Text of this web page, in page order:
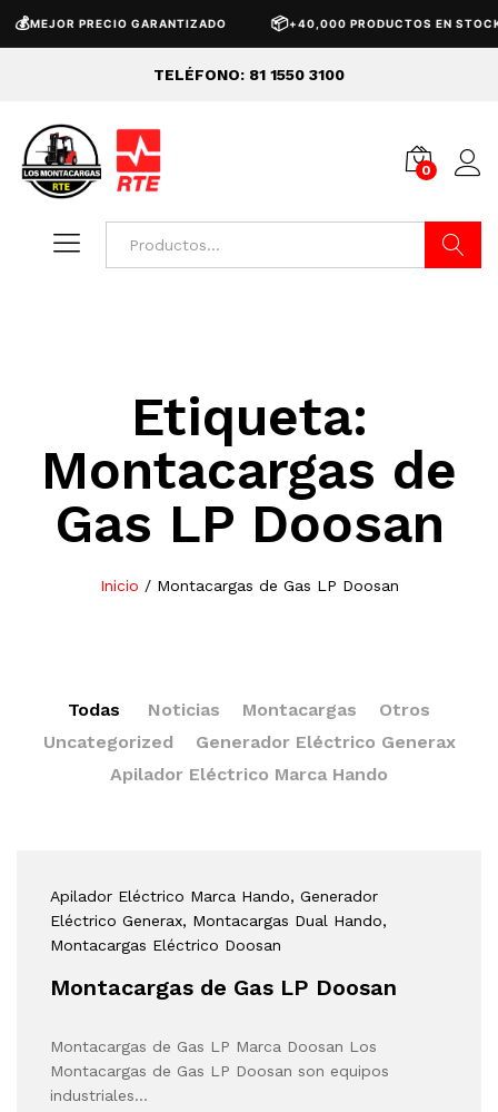
💰MEJOR PRECIO GARANTIZADO 📦+40,000 PRODUCTOS EN STOCK
TELÉFONO: 81 1550 3100
0
Etiqueta:
Montacargas de
Gas LP Doosan
Inicio / Montacargas de Gas LP Doosan
Todas Noticias Montacargas
Otros
Uncategorized
Generador Eléctrico Generax
Apilador Eléctrico Marca Hando
Apilador Eléctrico Marca Hando, Generador
Eléctrico Generax, Montacargas Dual Hando,
Montacargas Eléctrico Doosan
Montacargas de Gas LP Doosan
Montacargas de Gas LP Marca Doosan Los
Montacargas de Gas LP Doosan son equipos
industriales…